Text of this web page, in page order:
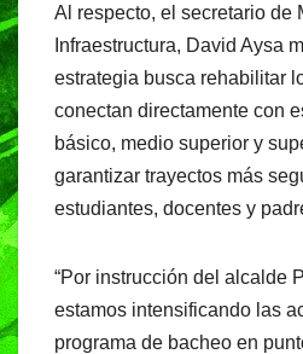
Al respecto, el secretario de
Infraestructura, David Aysa
estrategia busca rehabilitar
conectan directamente con
básico, medio superior y
garantizar trayectos más
estudiantes, docentes y
“Por instrucción del alcalde
estamos intensificando las
programa de bacheo en